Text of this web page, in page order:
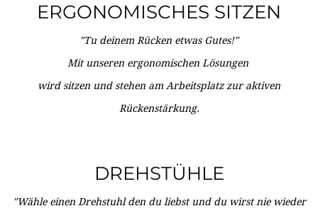
ERGONOMISCHES SITZEN
"Tu deinem Rücken etwas Gutes!"
Mit unseren ergonomischen Lösungen
wird sitzen und stehen am Arbeitsplatz zur aktiven
Rückenstärkung.
DREHSTÜHLE
"Wähle einen Drehstuhl den du liebst und du wirst nie wieder